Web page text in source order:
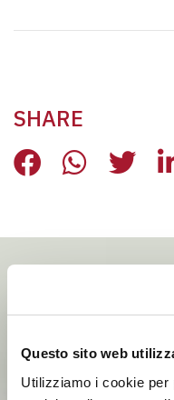
Questo sito web
Utilizziamo i cookie per
SHARE
SEMI DISEMI DI